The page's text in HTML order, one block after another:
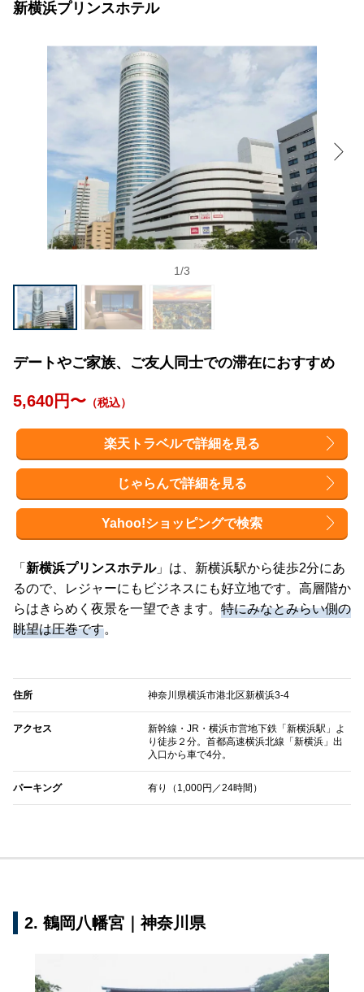
新横浜プリンスホテル
1/3
デートやご家族、ご友人同士での滞在におすすめ
5,640円〜 （税込）
楽天トラベルで詳細を見る
じゃらんで詳細を見る
Yahoo!ショッピングで検索
「 新横浜プリンスホテル」は、新横浜駅から徒歩2分にあ
るので、レジャーにもビジネスにも好立地です。高層階か
らはきらめく夜景を一望できます。 特にみなとみらい側の
眺望は圧巻です。
住所 神奈川県横浜市港北区新横浜3-4
アクセス
新幹線・JR・横浜市営地下鉄「新横浜駅」よ
り徒歩２分。首都高速横浜北線「新横浜」出
入口から車で4分。
パーキング 有り（1,000円／24時間）
2. 鶴岡八幡宮｜神奈川県